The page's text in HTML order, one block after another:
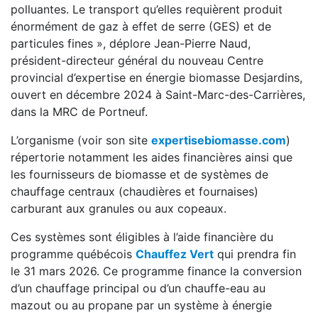
polluantes. Le transport qu’elles requièrent produit
énormément de gaz à effet de serre (GES) et de
particules fines », déplore Jean-Pierre Naud,
président-directeur général du nouveau Centre
provincial d’expertise en énergie biomasse Desjardins,
ouvert en décembre 2024 à Saint-Marc-des-Carrières,
dans la MRC de Portneuf.
L’organisme (voir son site expertisebiomasse.com)
répertorie notamment les aides financières ainsi que
les fournisseurs de biomasse et de systèmes de
chauffage centraux (chaudières et fournaises)
carburant aux granules ou aux copeaux.
Ces systèmes sont éligibles à l’aide financière du
programme québécois Chauffez Vert qui prendra fin
le 31 mars 2026. Ce programme finance la conversion
d’un chauffage principal ou d’un chauffe-eau au
mazout ou au propane par un système à énergie